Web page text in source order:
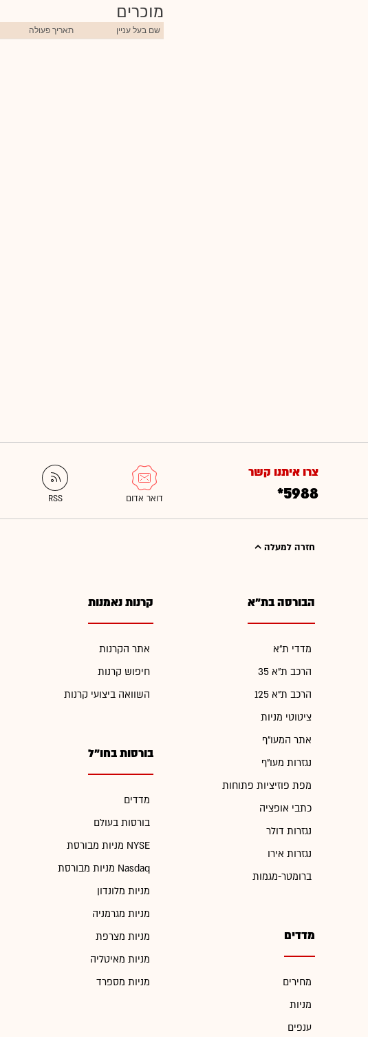
מוכרים
שם בעל עניין תאריך פעולה
צרו איתנו קשר
*5988
חזרה למעלה
הבורסה בת"א
מדדי ת"א
הרכב ת"א 35
הרכב ת"א 125
ציטוטי מניות
אתר המעו"ף
נגזרות מעו"ף
מפת פוזיציות פתוחות
כתבי אופציה
נגזרות דולר
נגזרות אירו
ברומטר-מגמות
מדדים
מחירים
מניות
ענפים
קרנות נאמנות
אתר הקרנות
חיפוש קרנות
השוואה ביצועי קרנות
בורסות בחו"ל
מדדים
בורסות בעולם
מניות מבורסת NYSE
מניות מבורסת Nasdaq
מניות מלונדון
מניות מגרמניה
מניות מצרפת
מניות מאיטליה
מניות מספרד